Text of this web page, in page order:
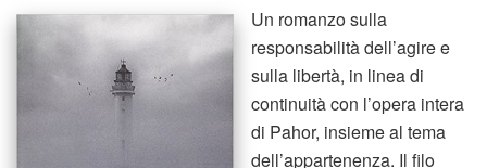
Un romanzo sulla
responsabilità dell’agire e
sulla libertà, in linea di
continuità con l’opera intera
di Pahor, insieme al tema
dell’appartenenza. Il filo